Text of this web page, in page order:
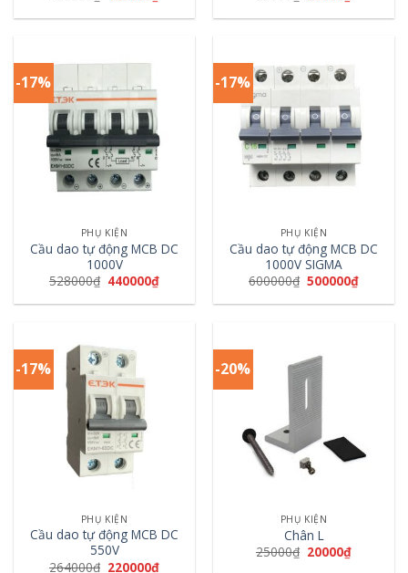
-17%
PHỤ KIỆN
Cầu dao tự động MCB DC
1000V
528000₫ 440000₫
-17%
PHỤ KIỆN
Cầu dao tự động MCB DC
1000V SIGMA
600000₫ 500000₫
-17%
PHỤ KIỆN
Cầu dao tự động MCB DC
550V
264000₫ 220000₫
-20%
PHỤ KIỆN
Chân L
25000₫ 20000₫